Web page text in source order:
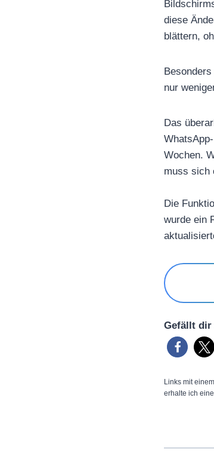
diese
blättern,
nur
Das
Wochen.
muss sich
Die
wurde ein
Gefällt dir
Links mit
erhalte ich